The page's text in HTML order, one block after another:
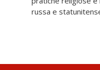
russa e